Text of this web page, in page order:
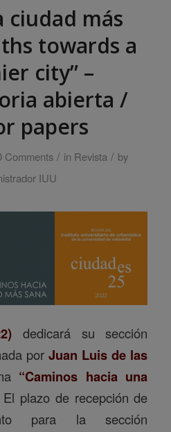
ciudad más
towards a
city” –
abierta /
papers
Comments / in Revista / by
IUU
dedicará su sección
por Juan Luis de las
“Caminos hacia una
plazo de recepción de
para la sección